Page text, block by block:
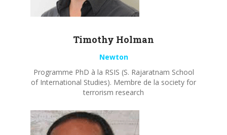
Timothy Holman
Newton
Programme PhD à la RSIS (S. Rajaratnam School
of International Studies). Membre de la society for
terrorism research